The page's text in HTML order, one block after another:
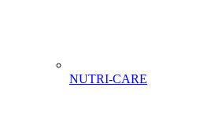
NUTRI-CARE